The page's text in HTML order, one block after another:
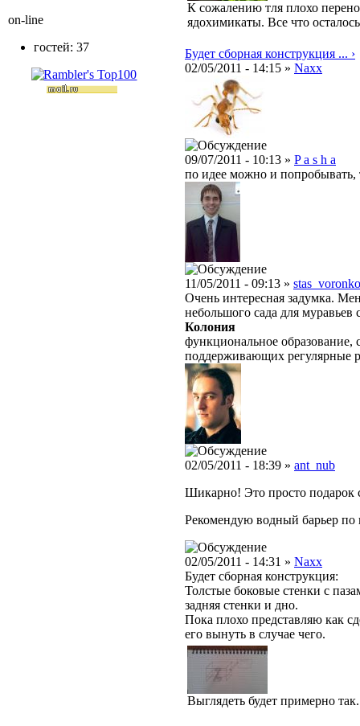
К сожалению тля плохо
ядохимикаты. Все что
Будет сборная конструкция ... ›
02/05/2011 - 14:15 » Naxx
09/07/2011 - 10:13 » P a s h a
по идее можно и попробывать,
11/05/2011 - 09:13 »
Очень интересная задумка.
небольшого сада для муравьев
Колония
функциональное образование,
поддерживающих регулярные
02/05/2011 - 18:39 » ant_nub
Шикарно! Это просто подарок
Рекомендую водный барьер по
02/05/2011 - 14:31 » Naxx
Будет сборная конструкция:
Толстые боковые стенки с
задняя стенки и дно.
Пока плохо представляю как
его вынуть в случае чего.
Выглядеть будет примерно так.
on-line
гостей: 37